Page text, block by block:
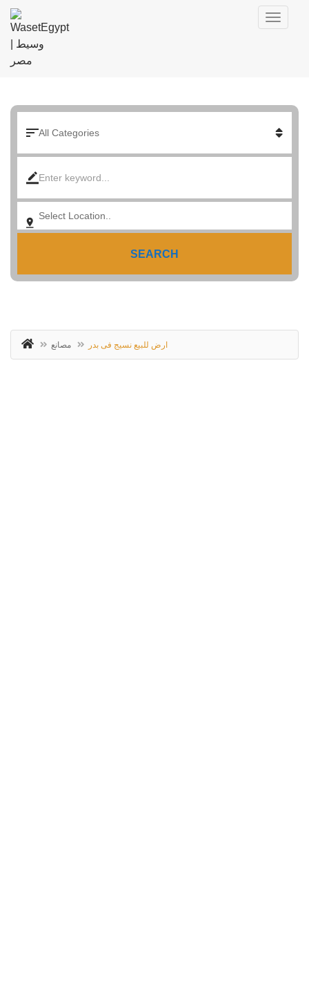
SEARCH
مصانع ارض للبيع نسيج فى بدر